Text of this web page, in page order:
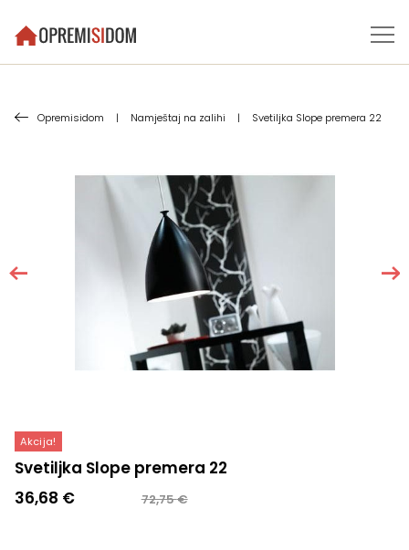
Opremisidom | Namještaj na zalihi | Svetiljka Slope premera 22
Akcija!
Svetiljka Slope premera 22
72,75€
Izvorna
36,68 €
Trenutna